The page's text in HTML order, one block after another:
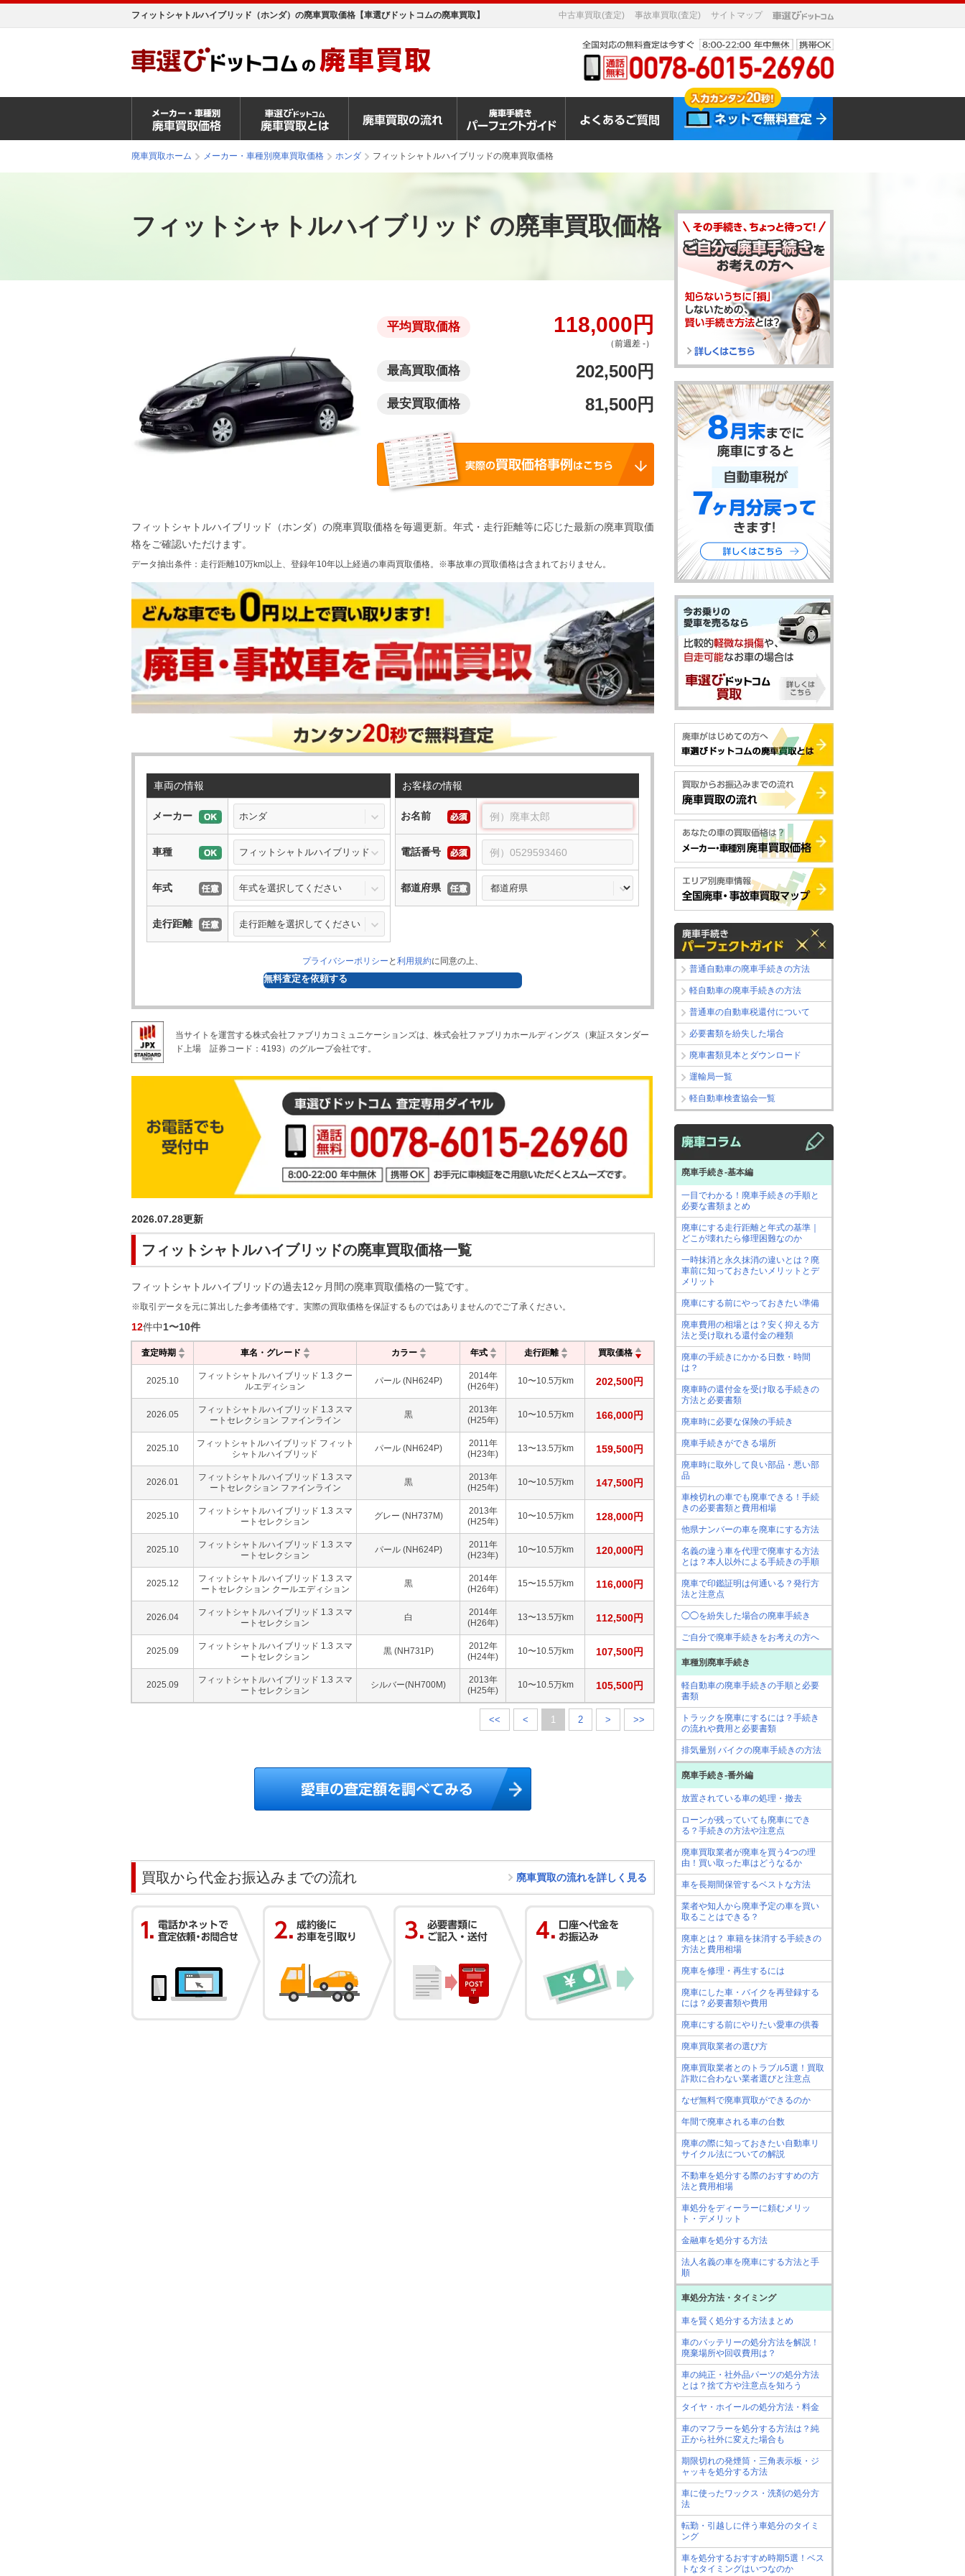
フィットシャトルハイブリッド（ホンダ）の廃車買取価格【車選びドットコムの廃車買取】 中古車買取(査定) 事故車買取(査定) サイトマップ
廃車買取ホーム メーカー・車種別廃車買取価格 ホンダ フィットシャトルハイブリッドの廃車買取価格
フィットシャトルハイブリッド の廃車買取価格
平均買取価格 118,000 円
（前週差 -）
最高買取価格 202,500円
最安買取価格 81,500円
フィットシャトルハイブリッド（ホンダ） の廃車買取価格を毎週更新。年式・走行距離等に応じた最新の廃車買取価
格をご確認いただけます。
データ抽出条件：走行距離10万km以上、登録年10年以上経過の車両買取価格。※事故車の買取価格は含まれておりません。
車両の情報
メーカー
車種
年式
走行距離
お客様の情報
お名前
電話番号
都道府県
プライバシーポリシー と 利用規約に同意の上、
無料査定を依頼する
当サイトを運営する株式会社ファブリカコミュニケーションズは、株式会社ファブリカホールディングス（東証スタンダー
ド上場
証券コード：4193）のグループ会社です。
2026.07.28更新
フィットシャトルハイブリッドの廃車買取価格一覧
フィットシャトルハイブリッドの過去12ヶ月間の廃車買取価格の一覧です。
※取引データを元に算出した参考価格です。実際の買取価格を保証するものではありませんのでご了承ください。
12件中1〜10件
査定時期 車名・グレード カラー 年式 走行距離 買取価格
2025.10
フィットシャトルハイブリッド 1.3 クー
ルエディション
パール (NH624P) 2014年
(H26年)
10〜10.5万km 202,500円
2026.05
フィットシャトルハイブリッド 1.3 スマ
ートセレクション ファインライン
黒 2013年
(H25年)
10〜10.5万km 166,000円
2025.10
フィットシャトルハイブリッド フィット
シャトルハイブリッド
パール (NH624P) 2011年
(H23年)
13〜13.5万km 159,500円
2026.01
フィットシャトルハイブリッド 1.3 スマ
ートセレクション ファインライン
黒 2013年
(H25年)
10〜10.5万km 147,500円
2025.10
フィットシャトルハイブリッド 1.3 スマ
ートセレクション
グレー (NH737M) 2013年
(H25年)
10〜10.5万km 128,000円
2025.10
フィットシャトルハイブリッド 1.3 スマ
ートセレクション
パール (NH624P) 2011年
(H23年)
10〜10.5万km 120,000円
2025.12
フィットシャトルハイブリッド 1.3 スマ
ートセレクション クールエディション
黒 2014年
(H26年)
15〜15.5万km 116,000円
2026.04
フィットシャトルハイブリッド 1.3 スマ
ートセレクション
白 2014年
(H26年)
13〜13.5万km 112,500円
2025.09
フィットシャトルハイブリッド 1.3 スマ
ートセレクション
黒 (NH731P) 2012年
(H24年)
10〜10.5万km 107,500円
2025.09
フィットシャトルハイブリッド 1.3 スマ
ートセレクション
シルバー(NH700M) 2013年
(H25年)
10〜10.5万km 105,500円
<< < 1 2 > >>
買取から代金お振込みまでの流れ 廃車買取の流れを詳しく見る
普通自動車の廃車手続きの方法
軽自動車の廃車手続きの方法
普通車の自動車税還付について
必要書類を紛失した場合
廃車書類見本とダウンロード
運輸局一覧
軽自動車検査協会一覧
廃車手続き-基本編
一目でわかる！廃車手続きの手順と
必要な書類まとめ
廃車にする走行距離と年式の基準｜
どこが壊れたら修理困難なのか
一時抹消と永久抹消の違いとは？廃
車前に知っておきたいメリットとデ
メリット
廃車にする前にやっておきたい準備
廃車費用の相場とは？安く抑える方
法と受け取れる還付金の種類
廃車の手続きにかかる日数・時間
は？
廃車時の還付金を受け取る手続きの
方法と必要書類
廃車時に必要な保険の手続き
廃車手続きができる場所
廃車時に取外して良い部品・悪い部
品
車検切れの車でも廃車できる！手続
きの必要書類と費用相場
他県ナンバーの車を廃車にする方法
名義の違う車を代理で廃車する方法
とは？本人以外による手続きの手順
廃車で印鑑証明は何通いる？発行方
法と注意点
◯◯を紛失した場合の廃車手続き
ご自分で廃車手続きをお考えの方へ
車種別廃車手続き
軽自動車の廃車手続きの手順と必要
書類
トラックを廃車にするには？手続き
の流れや費用と必要書類
排気量別 バイクの廃車手続きの方法
廃車手続き-番外編
放置されている車の処理・撤去
ローンが残っていても廃車にでき
る？手続きの方法や注意点
廃車買取業者が廃車を買う4つの理
由！買い取った車はどうなるか
車を長期間保管するベストな方法
業者や知人から廃車予定の車を買い
取ることはできる？
廃車とは？ 車籍を抹消する手続きの
方法と費用相場
廃車を修理・再生するには
廃車にした車・バイクを再登録する
には？必要書類や費用
廃車にする前にやりたい愛車の供養
廃車買取業者の選び方
廃車買取業者とのトラブル5選！買取
詐欺に合わない業者選びと注意点
なぜ無料で廃車買取ができるのか
年間で廃車される車の台数
廃車の際に知っておきたい自動車リ
サイクル法についての解説
不動車を処分する際のおすすめの方
法と費用相場
車処分をディーラーに頼むメリッ
ト・デメリット
金融車を処分する方法
法人名義の車を廃車にする方法と手
順
車処分方法・タイミング
車を賢く処分する方法まとめ
車のバッテリーの処分方法を解説！
廃棄場所や回収費用は？
車の純正・社外品パーツの処分方法
とは？捨て方や注意点を知ろう
タイヤ・ホイールの処分方法・料金
車のマフラーを処分する方法は？純
正から社外に変えた場合も
期限切れの発煙筒・三角表示板・ジ
ャッキを処分する方法
車に使ったワックス・洗剤の処分方
法
転勤・引越しに伴う車処分のタイミ
ング
車を処分するおすすめ時期5選！ベス
トなタイミングはいつなのか